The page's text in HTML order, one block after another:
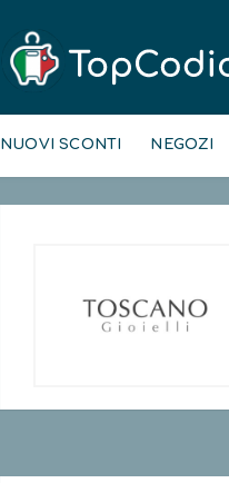
to
NUOVI SCONTI NEGOZI